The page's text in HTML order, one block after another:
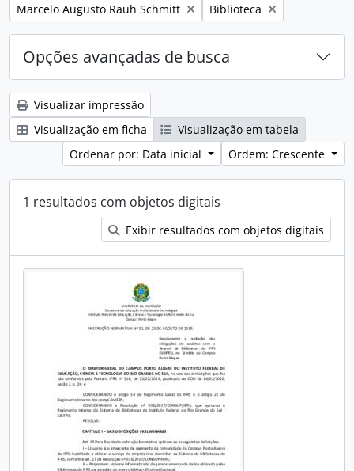
Remover filtro:
Marcelo Augusto Rauh Schmitt Remover filtro:
Biblioteca
Opções avançadas de busca
Visualizar impressão
Visualização em ficha
Visualização em tabela
Ordenar por: Data inicial
Ordem: Crescente
1 resultados com objetos digitais
Exibir resultados com objetos digitais